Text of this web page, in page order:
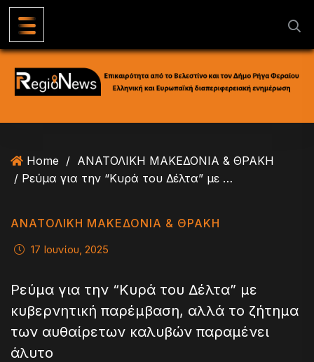
Home / ΑΝΑΤΟΛΙΚΗ ΜΑΚΕΔΟΝΙΑ & ΘΡΑΚΗ
/ Ρεύμα για την “Κυρά του Δέλτα” με κυβερνητική παρέμβαση, αλλά το ζήτημα των αυθαίρετων καλυβών παραμένει άλυτο
ΑΝΑΤΟΛΙΚΗ ΜΑΚΕΔΟΝΙΑ & ΘΡΑΚΗ
17 Ιουνίου, 2025
Ρεύμα για την “Κυρά του Δέλτα” με
κυβερνητική παρέμβαση, αλλά το ζήτημα
των αυθαίρετων καλυβών παραμένει
άλυτο